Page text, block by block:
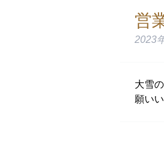
営
2023
大雪
願い